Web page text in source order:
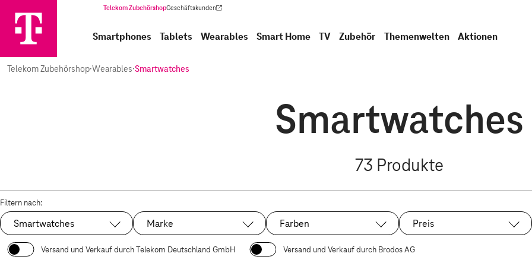
Telekom ZubehörshopGeschäftskunden
(Wird in einem neuen Tab geöffnet)
Smartphones Tablets Wearables Smart Home TV Zubehör Themenwelten Aktionen
Telekom Zubehörshop·Wearables·Smartwatches
Smartwatches
73 Produkte
Filtern nach:
Ausgewählt:
Smartwatches Marke Farben Preis
Versand und Verkauf durch Telekom Deutschland GmbH Versand und Verkauf durch Brodos AG